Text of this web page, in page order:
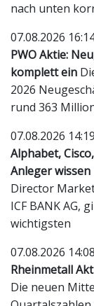
nach unten
07.08.2026
PWO Aktie:
komplett ein
2026
rund 363
07.08.2026 14:19
Alphabet,
Anleger wissen
Director
ICF BANK AG,
wichtigsten
07.08.2026 14:08
Rheinmetall
Die neuen